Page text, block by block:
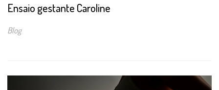
Ensaio gestante Caroline
Blog